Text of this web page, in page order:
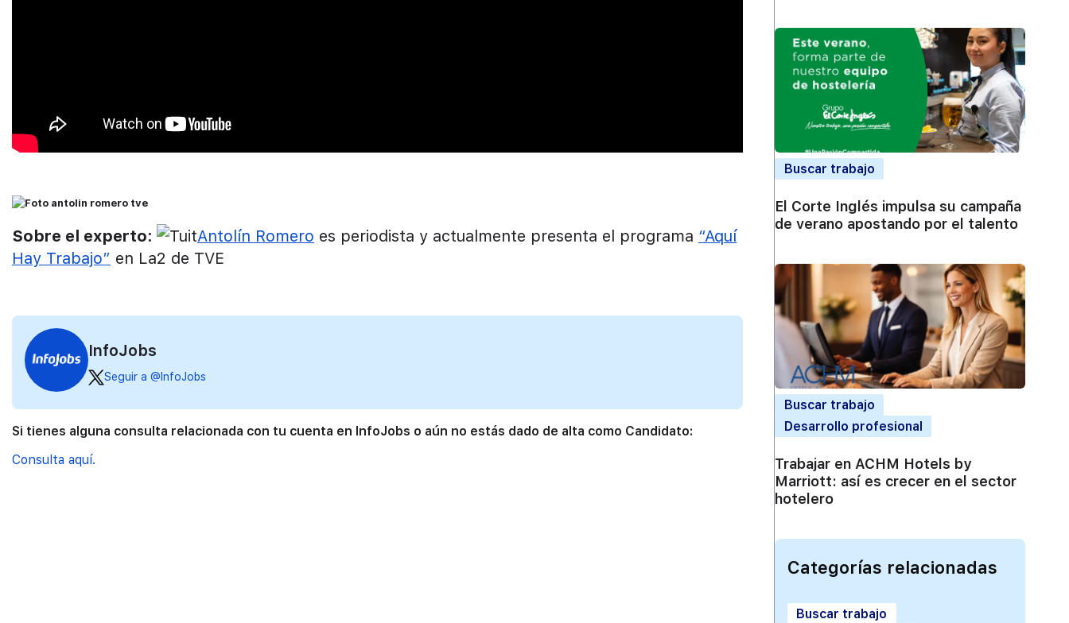
Sobre el experto: Antolín Romero es periodista y actualmente presenta el programa “Aquí
Hay Trabajo” en La2 de TVE
InfoJobs
Seguir a @InfoJobs
Si tienes alguna consulta relacionada con tu cuenta en InfoJobs o aún no estás dado de alta como Candidato:
Consulta aquí.
Buscar trabajo
El Corte Inglés impulsa su campaña
de verano apostando por el talento
Buscar trabajo
Desarrollo profesional
Trabajar en ACHM Hotels by
Marriott: así es crecer en el sector
hotelero
Categorías relacionadas
Buscar trabajo